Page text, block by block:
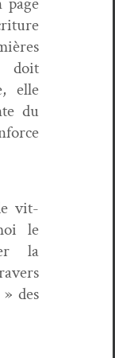
doit
elle
du
vit­
le
la
» des